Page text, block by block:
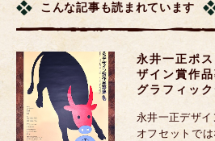
こんな記事も読まれています
永井一正ポ
ザイン賞作
グラフィッ
永井一正デザ
オフセットで